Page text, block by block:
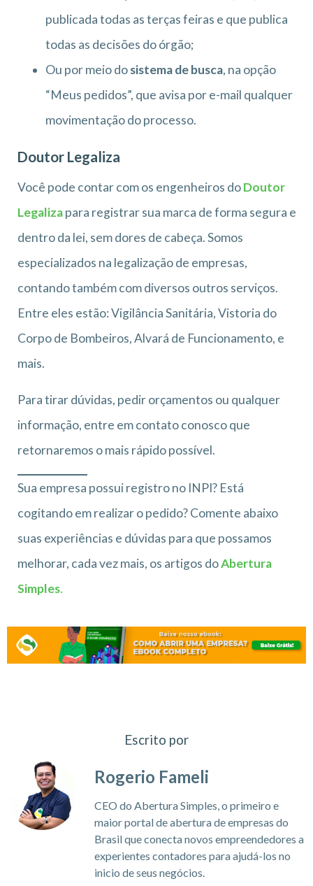
publicada todas as terças feiras e que publica
todas as decisões do órgão;
Ou por meio dosistema de busca, na opção
“Meus pedidos”, que avisa por e-mail qualquer
movimentação do processo.
Doutor Legaliza
Você pode contar com os engenheiros doDoutor
Legalizapara registrar sua marca de forma segura e
dentro da lei, sem dores de cabeça. Somos
especializados na legalização de empresas,
contando também com diversos outros serviços.
Entre eles estão: Vigilância Sanitária, Vistoria do
Corpo de Bombeiros, Alvará de Funcionamento, e
mais.
Para tirar dúvidas, pedir orçamentos ou qualquer
informação, entre em contato conosco que
retornaremos o mais rápido possível.
Sua empresa possui registro no INPI? Está
cogitando em realizar o pedido? Comente abaixo
suas experiências e dúvidas para que possamos
melhorar, cada vez mais, os artigos doAbertura
Simples.
Escrito por
Rogerio Fameli
CEO do Abertura Simples, o primeiro e
maior portal de abertura de empresas do
Brasil que conecta novos empreendedores a
experientes contadores para ajudá-los no
inicio de seus negócios.